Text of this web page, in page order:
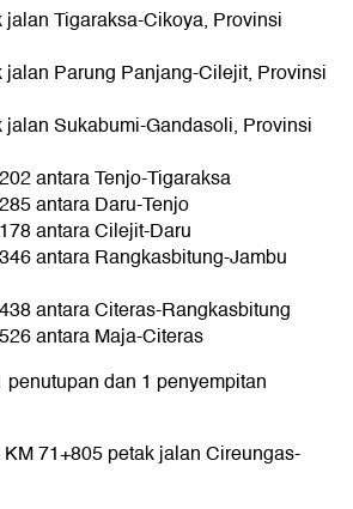
jalan Tigaraksa-Cikoya, Provinsi
jalan Parung Panjang-Cilejit, Provinsi
jalan Sukabumi-Gandasoli, Provinsi
antara Tenjo-Tigaraksa
antara Daru-Tenjo
antara Cilejit-Daru
antara Rangkasbitung-Jambu
antara Citeras-Rangkasbitung
antara Maja-Citeras
dan 1 penyempitan
71+805 petak jalan Cireungas-